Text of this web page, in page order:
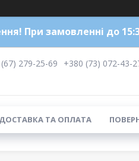
При замовленні до
279-25-69
+380 (73) 072-43-
ДОСТАВКА ТА ОПЛАТА